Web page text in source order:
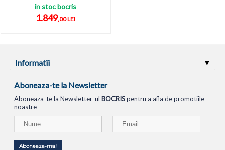
in stoc bocris
1.849,00 LEI
Informatii
Aboneaza-te la Newsletter
Aboneaza-te la Newsletter-ul BOCRISpentru a afla de promotiile
noastre
Aboneaza-ma!